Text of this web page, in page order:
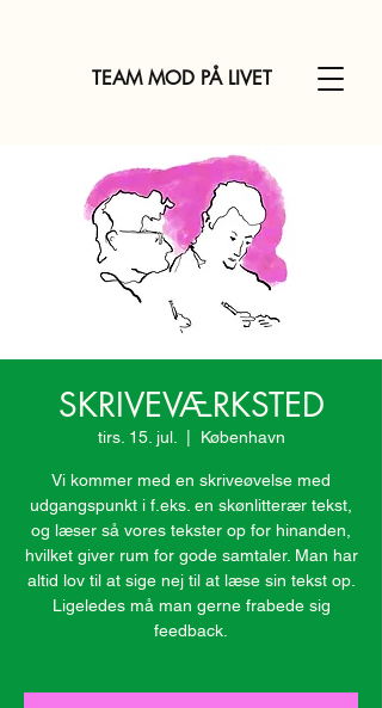
TEAM MOD PÅ LIVET
SKRIVEVÆRKSTED
tirs. 15. jul. København
Vi kommer med en skriveøvelse med
udgangspunkt i f.eks. en skønlitterær tekst,
og læser så vores tekster op for hinanden,
hvilket giver rum for gode samtaler. Man har
altid lov til at sige nej til at læse sin tekst op.
Ligeledes må man gerne frabede sig
feedback.